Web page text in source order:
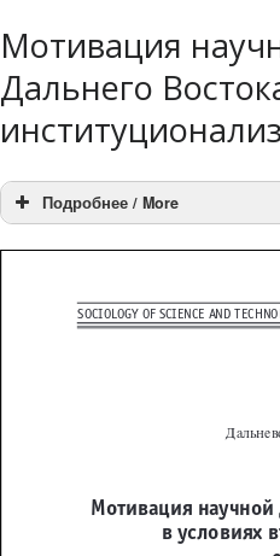
Мотивация
Дальнего
Подробнее / More